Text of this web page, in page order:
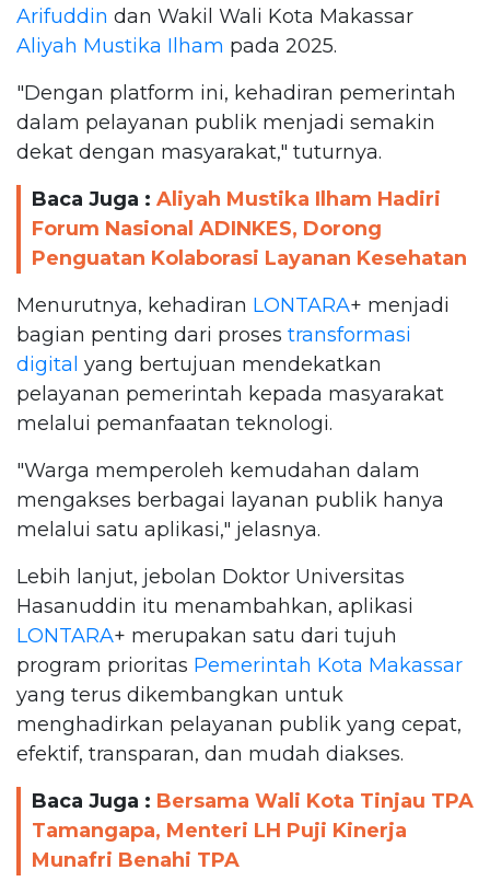
Arifuddin dan Wakil Wali Kota Makassar
Aliyah Mustika Ilham pada 2025.
"Dengan platform ini, kehadiran pemerintah
dalam pelayanan publik menjadi semakin
dekat dengan masyarakat," tuturnya.
Baca Juga : Aliyah Mustika Ilham Hadiri
Forum Nasional ADINKES, Dorong
Penguatan Kolaborasi Layanan Kesehatan
Menurutnya, kehadiran LONTARA+ menjadi
bagian penting dari proses transformasi
digital yang bertujuan mendekatkan
pelayanan pemerintah kepada masyarakat
melalui pemanfaatan teknologi.
"Warga memperoleh kemudahan dalam
mengakses berbagai layanan publik hanya
melalui satu aplikasi," jelasnya.
Lebih lanjut, jebolan Doktor Universitas
Hasanuddin itu menambahkan, aplikasi
LONTARA+ merupakan satu dari tujuh
program prioritas Pemerintah Kota Makassar
yang terus dikembangkan untuk
menghadirkan pelayanan publik yang cepat,
efektif, transparan, dan mudah diakses.
Baca Juga : Bersama Wali Kota Tinjau TPA
Tamangapa, Menteri LH Puji Kinerja
Munafri Benahi TPA